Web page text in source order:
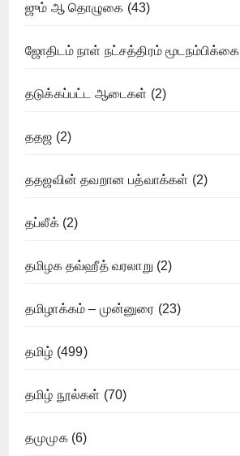
ஜும் ஆ தொழுகை (43)
ஜோதிடம் நாள் நட்சத்திரம் மூடநம்பிக்கை
தடுக்கப்பட்ட ஆடைகள் (2)
ததஜ (2)
ததஜவின் தவறான பத்வாக்கள் (2)
தப்லீக்(2)
தமிழக தவ்ஹீத் வரலாறு (2)
தமிழாக்கம் – முன்னுரை (23)
தமிழ் (499)
தமிழ் நூல்கள் (70)
தமுமுக(6)